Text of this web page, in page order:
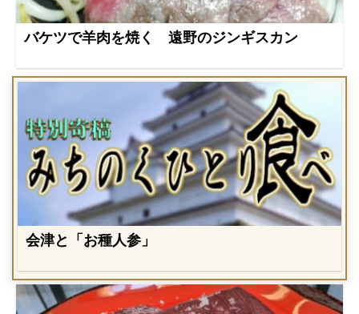
バケツで羊肉を焼く 遠野のジンギスカン
会津と「お種人参」